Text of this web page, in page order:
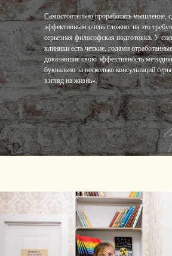
Самостоятельно проработать мышление,
эффективным очень сложно, на это
серьезная философская подготовка. У
клиники есть четкие, годами
доказавшие свою эффективность
буквально за несколько консультаций
взгляд на жизнь».